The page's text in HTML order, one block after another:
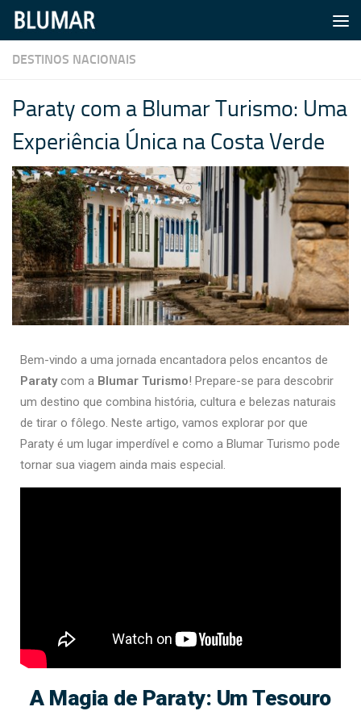
Skip to content
DESTINOS NACIONAIS
Paraty com a Blumar Turismo: Uma
Experiência Única na Costa Verde
Bem-vindo a uma jornada encantadora pelos encantos de
Paratycom a Blumar Turismo! Prepare-se para descobrir
um destino que combina história, cultura e belezas naturais
de tirar o fôlego. Neste artigo, vamos explorar por que
Paraty é um lugar imperdível e como a Blumar Turismo pode
tornar sua viagem ainda mais especial.
A Magia de Paraty: Um Tesouro